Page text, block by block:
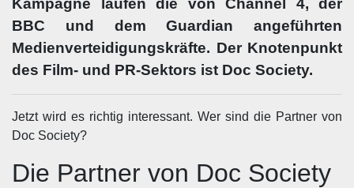
Kampagne laufen die von Channel 4, der
BBC und dem Guardian angeführten
Medienverteidigungskräfte. Der Knotenpunkt
des Film- und PR-Sektors ist Doc Society.
Jetzt wird es richtig interessant. Wer sind die Partner von
Doc Society?
Die Partner von Doc Society